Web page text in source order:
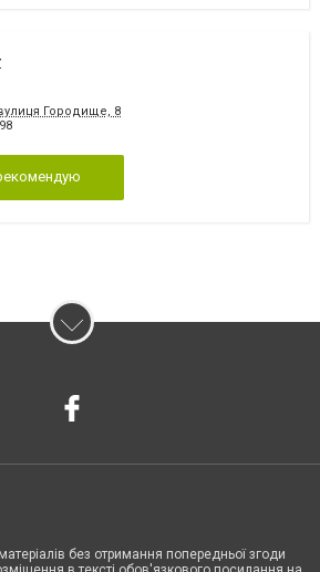
Городище, 8
без отримання попередньої згоди